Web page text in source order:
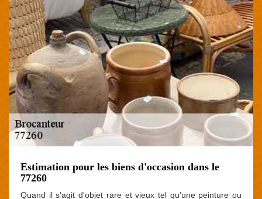
Estimation pour les biens d'occasion dans le
77260
Quand il s’agit d'objet rare et vieux tel qu’une peinture ou